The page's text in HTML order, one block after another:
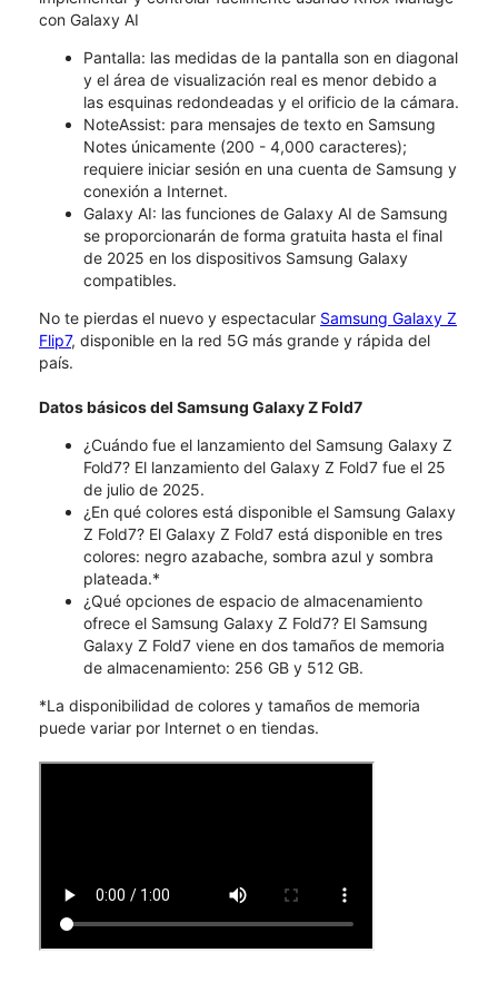
con Galaxy AI
Pantalla: las medidas de la pantalla son en diagonal
y el área de visualización real es menor debido a
las esquinas redondeadas y el orificio de la cámara.
NoteAssist: para mensajes de texto en Samsung
Notes únicamente (200 - 4,000 caracteres);
requiere iniciar sesión en una cuenta de Samsung y
conexión a Internet.
Galaxy AI: las funciones de Galaxy AI de Samsung
se proporcionarán de forma gratuita hasta el final
de 2025 en los dispositivos Samsung Galaxy
compatibles.
No te pierdas el nuevo y espectacular Samsung Galaxy Z
Flip7, disponible en la red 5G más grande y rápida del
país.
Datos básicos del Samsung Galaxy Z Fold7
¿Cuándo fue el lanzamiento del Samsung Galaxy Z
Fold7? El lanzamiento del Galaxy Z Fold7 fue el 25
de julio de 2025.
¿En qué colores está disponible el Samsung Galaxy
Z Fold7? El Galaxy Z Fold7 está disponible en tres
colores: negro azabache, sombra azul y sombra
plateada.*
¿Qué opciones de espacio de almacenamiento
ofrece el Samsung Galaxy Z Fold7? El Samsung
Galaxy Z Fold7 viene en dos tamaños de memoria
de almacenamiento: 256 GB y 512 GB.
*La disponibilidad de colores y tamaños de memoria
puede variar por Internet o en tiendas.